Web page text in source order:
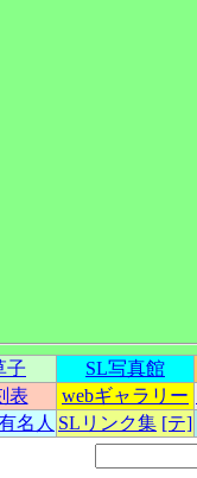
子 SL写真館
表 webギャラリー
名人 SLリンク集 [テ]